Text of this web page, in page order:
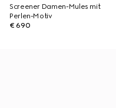
Screener Damen-Mules mit
Perlen-Motiv
€ 690